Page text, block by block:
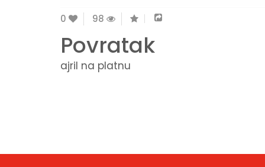
0 98
Povratak
ajril na platnu